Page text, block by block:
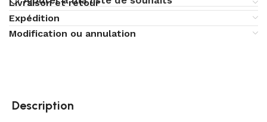
Livraison et retour
Expédition
Modification ou annulation
Description